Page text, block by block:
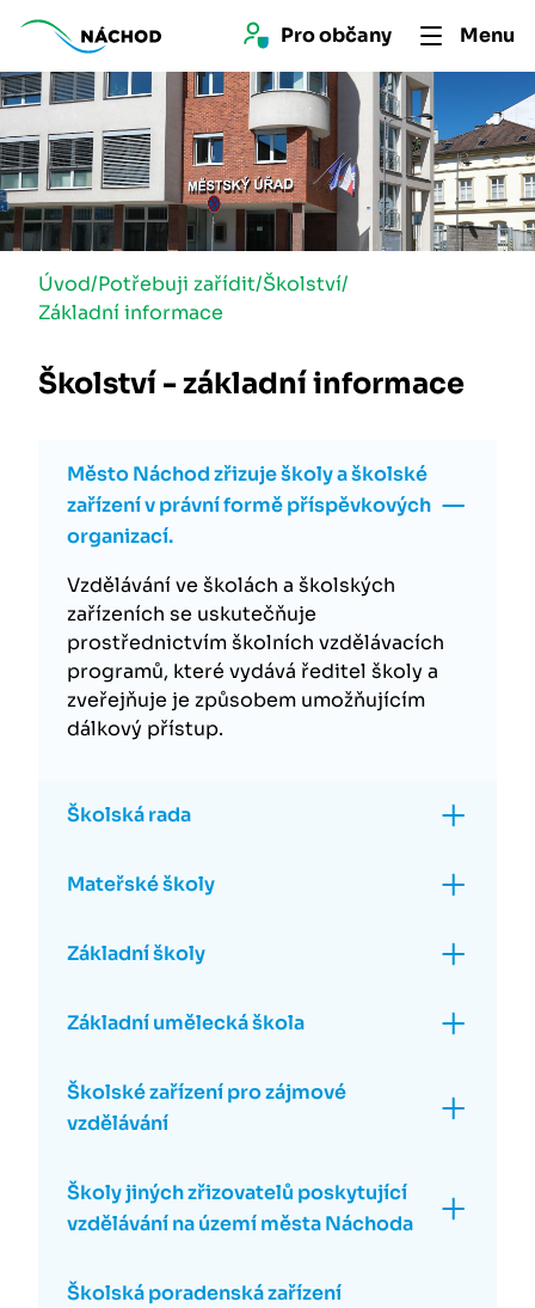
Pro občany Menu
Úvod/Potřebuji zařídit/Školství/
Základní informace
Školství - základní informace
Město Náchod zřizuje školy a školské
zařízení v právní formě příspěvkových
organizací.
Vzdělávání ve školách a školských
zařízeních se uskutečňuje
prostřednictvím školních vzdělávacích
programů, které vydává ředitel školy a
zveřejňuje je způsobem umožňujícím
dálkový přístup.
Školská rada
Mateřské školy
Základní školy
Základní umělecká škola
Školské zařízení pro zájmové
vzdělávání
Školy jiných zřizovatelů poskytující
vzdělávání na území města Náchoda
Školská poradenská zařízení